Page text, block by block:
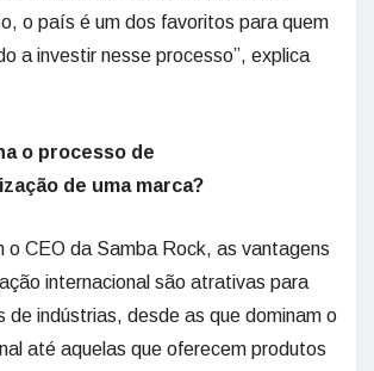
o país é um dos favoritos para quem
a investir nesse processo”, explica
o processo de
de uma marca?
o CEO da Samba Rock, as vantagens
internacional são atrativas para
de indústrias, desde as que dominam o
até aquelas que oferecem produtos